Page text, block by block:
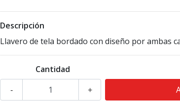
Descripción
Llavero de tela bordado con diseño por ambas
Cantidad
+
-